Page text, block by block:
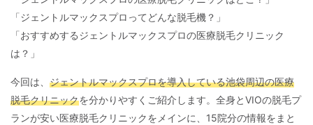
「ジェントルマックスプロってどんな脱毛機？」
「おすすめするジェントルマックスプロの医療脱毛クリニック
は？」
今回は、 ジェントルマックスプロを導入している池袋周辺の医療
脱毛クリニックを分かりやすくご紹介します。全身とVIOの脱毛プ
ランが安い医療脱毛クリニックをメインに、15院分の情報をまと